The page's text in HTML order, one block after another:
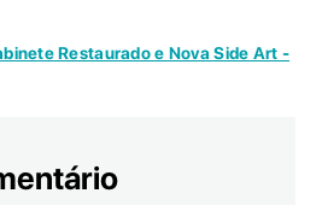
Restaurado e Nova Side Art -